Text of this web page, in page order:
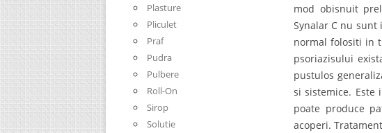
mod obisnuit
Synalar C nu
normal folositi in
psoriazisului
pustulos
si sistemice. Este
poate produce
acoperi.
Plasture
Pliculet
Praf
Pudra
Pulbere
Roll-On
Sirop
Solutie